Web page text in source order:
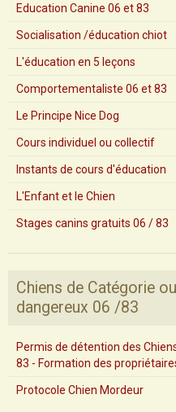
Education Canine 06 et 83
Socialisation /éducation chiot
L'éducation en 5 leçons
Comportementaliste 06 et 83
Le Principe Nice Dog
Cours individuel ou collectif
Instants de cours d'éducation
L'Enfant et le Chien
Stages canins gratuits 06 / 83
Chiens de Catégorie
dangereux 06 /83
Permis de détention des
83 - Formation des
Protocole Chien Mordeur